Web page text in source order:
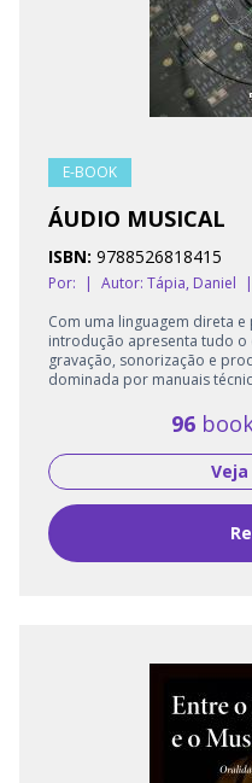
E-BOOK
ÁUDIO MUSICAL
ISBN: 9788526818415
Por: | Autor: Tápia, Daniel |
Com uma linguagem direta
introdução apresenta tudo o
gravação, sonorização e
dominada por manuais
96